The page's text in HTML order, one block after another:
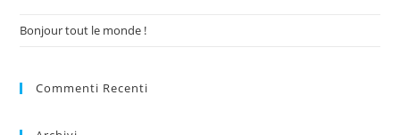
Bonjour tout le monde !
Commenti Recenti